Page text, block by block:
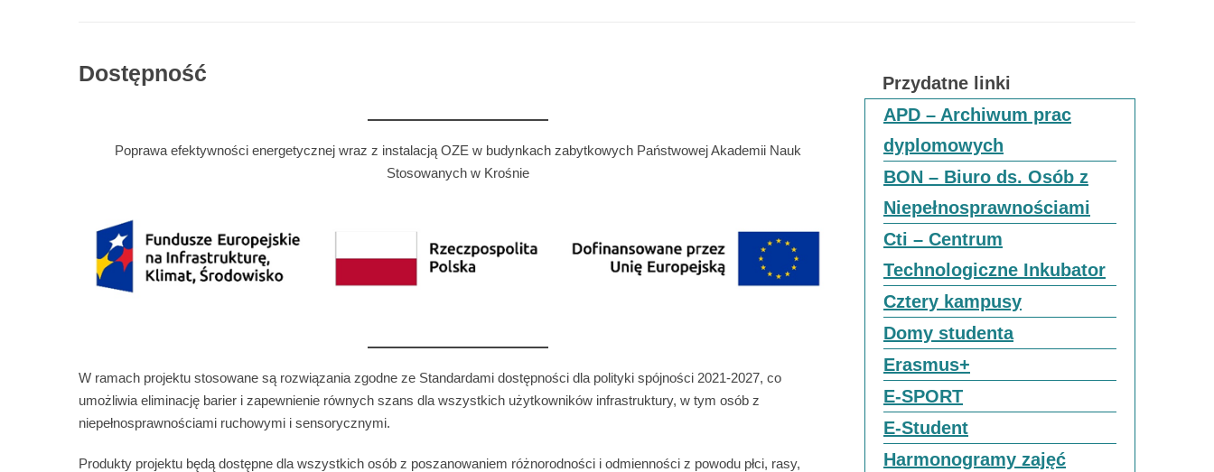
Dostępność
Poprawa efektywności energetycznej wraz z instalacją OZE w budynkach zabytkowych Państwowej Akademii Nauk
Stosowanych w Krośnie
W ramach projektu stosowane są rozwiązania zgodne ze Standardami dostępności dla polityki spójności 2021-2027, co
umożliwia eliminację barier i zapewnienie równych szans dla wszystkich użytkowników infrastruktury, w tym osób z
niepełnosprawnościami ruchowymi i sensorycznymi.
Produkty projektu będą dostępne dla wszystkich osób z poszanowaniem różnorodności i odmienności z powodu płci, rasy,
Przydatne linki
APD – Archiwum prac
dyplomowych
BON – Biuro ds. Osób z
Niepełnosprawnościami
Cti – Centrum
Technologiczne Inkubator
Cztery kampusy
Domy studenta
Erasmus+
E-SPORT
E-Student
Harmonogramy zajęć